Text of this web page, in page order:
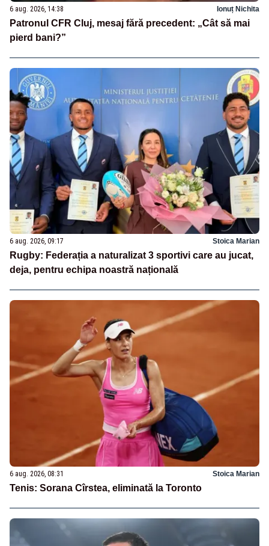
6 aug. 2026, 14:38 Ionuț Nichita
Patronul CFR Cluj, mesaj fără precedent: „Cât să mai
pierd bani?”
6 aug. 2026, 09:17 Stoica Marian
Rugby: Federația a naturalizat 3 sportivi care au jucat,
deja, pentru echipa noastră națională
6 aug. 2026, 08:31 Stoica Marian
Tenis: Sorana Cîrstea, eliminată la Toronto